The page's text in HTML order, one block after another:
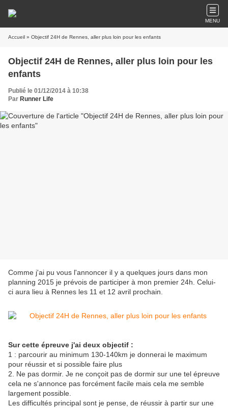
MENU
Accueil » Objectif 24H de Rennes, aller plus loin pour les enfants
Objectif 24H de Rennes, aller plus loin pour les
enfants
Publié le 01/12/2014 à 10:38
Par Runner Life
Comme j'ai pu vous l'annoncer il y a quelques jours dans mon
planning 2015 je prévois de participer à mon premier 24h. Celui-
ci aura lieu à Rennes les 11 et 12 avril prochain.
Sur cette épreuve j'ai deux objectif :
1 : parcourir au minimum 130-140km je donnerai le maximum
pour réussir et si possible faire plus
2. Ne pas dormir. Je ne conçoit pas de dormir sur une tel épreuve
cela ne s'annonce pas forcément facile mais cela me semble
largement possible.
Les difficultés principal sont je pense, de réussir à partir sur une